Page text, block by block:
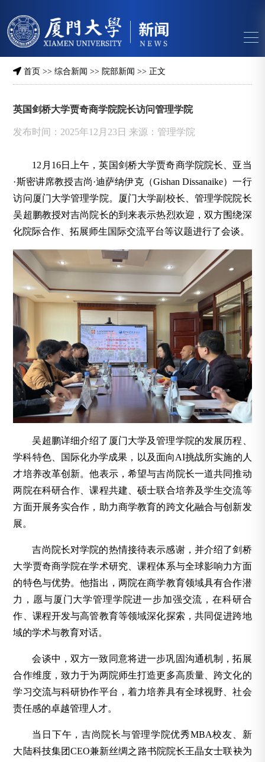
首页 >>综合新闻 >> 院部新闻 >> 正文
英国剑桥大学贾奇商学院院长访问管理学院
发布时间：2025年12月23日 来源：管理学院
12月16日上午，英国剑桥大学贾奇商学院院长、亚当
·斯密讲席教授吉尚·迪萨纳伊克（Gishan Dissanaike）一行
访问厦门大学管理学院。厦门大学副校长、管理学院院长
吴超鹏教授对吉尚院长的到来表示热烈欢迎，双方围绕深
化院际合作、拓展师生国际交流平台等议题进行了会谈。
吴超鹏详细介绍了厦门大学及管理学院的发展历程、
学科特色、国际化办学成果，以及面向AI挑战所实施的人
才培养改革创新。他表示，希望与吉尚院长一道共同推动
两院在科研合作、课程共建、硕士联合培养及学生交流等
方面开展务实合作，助力商学教育的跨文化融合与创新发
展。
吉尚院长对学院的热情接待表示感谢，并介绍了剑桥
大学贾奇商学院在学术研究、课程体系与全球影响力方面
的特色与优势。他指出，两院在商学教育领域具有合作潜
力，愿与厦门大学管理学院进一步加强交流，在科研合
作、课程开发与高管教育等领域深化探索，共同促进跨地
域的学术与教育对话。
会谈中，双方一致同意将进一步巩固沟通机制，拓展
合作维度，致力于为两院师生打造更多高质量、跨文化的
学习交流与科研协作平台，着力培养具有全球视野、社会
责任感的卓越管理人才。
当日下午，吉尚院长与管理学院优秀MBA校友、新
大陆科技集团CEO兼新丝绸之路书院院长王晶女士联袂为